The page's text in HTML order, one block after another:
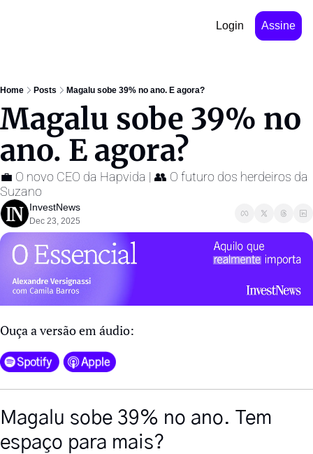
Login Assine
Home Posts Magalu sobe 39% no ano. E agora?
Magalu sobe 39% no
ano. E agora?
💼 O novo CEO da Hapvida | 👥 O futuro dos herdeiros da
Suzano
InvestNews ㅤ
Dec 23, 2025
Ouça a versão em áudio:
Magalu sobe 39% no ano. Tem
espaço para mais?